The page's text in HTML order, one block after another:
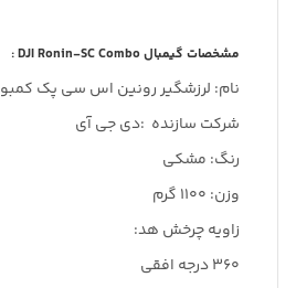
مشخصات گیمبال DJI Ronin-SC Combo :
نام: لرزشگیر رونین اس سی پک کمبو
شرکت سازنده :دی جی آی
رنگ: مشکی
وزن: 1100 گرم
زاویه چرخش هد:
360 درجه افقی